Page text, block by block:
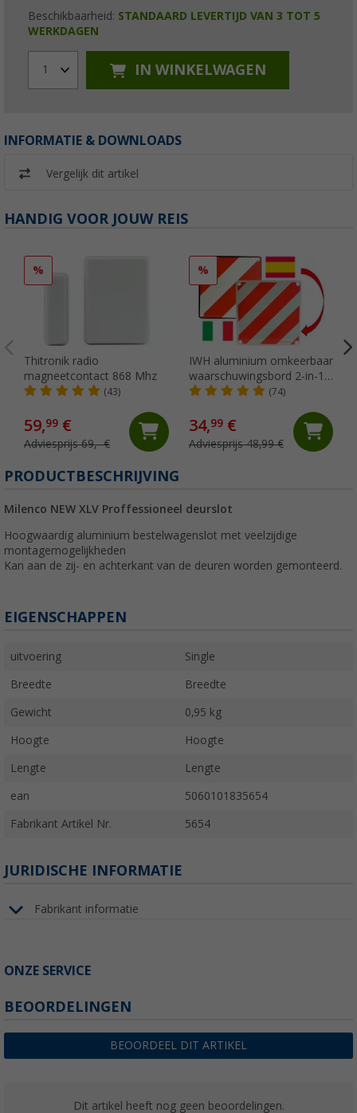
Beschikbaarheid: STANDAARD LEVERTIJD VAN 3 TOT 5
WERKDAGEN
1 IN WINKELWAGEN
INFORMATIE & DOWNLOADS
Vergelijk dit artikel
HANDIG VOOR JOUW REIS
%
Thitronik radio
magneetcontact 868 Mhz
(43)
59,99 €
Adviesprijs 69,- €
%
IWH aluminium omkeerbaar
waarschuwingsbord 2-in-1
Italië / Spanje 50 x 50 cm
(74)
34,99€
Adviesprijs 48,99 €
PRODUCTBESCHRIJVING
Milenco NEW XLV Proffessioneel deurslot
Hoogwaardig aluminium bestelwagenslot met veelzijdige
montagemogelijkheden
Kan aan de zij- en achterkant van de deuren worden gemonteerd.
EIGENSCHAPPEN
uitvoering Single
Breedte Breedte
Gewicht 0,95 kg
Hoogte Hoogte
Lengte Lengte
ean 5060101835654
Fabrikant Artikel Nr. 5654
JURIDISCHE INFORMATIE
Fabrikant informatie
ONZE SERVICE
BEOORDELINGEN
BEOORDEEL DIT ARTIKEL
Dit artikel heeft nog geen beoordelingen.